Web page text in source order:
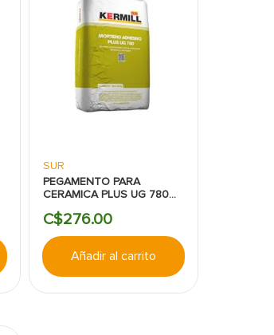
SUR
PEGAMENTO PARA
CERAMICA PLUS UG 780
C$276.00
Añadir al carrito